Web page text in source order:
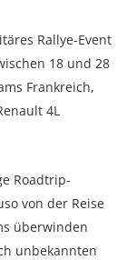
Rallye-Event
18 und 28
Frankreich,
4L
Roadtrip-
von der Reise
überwinden
unbekannten